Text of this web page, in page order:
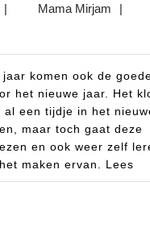
23| Mama MirjamMama
|
komen ook de
het nieuwe jaar. Het
al een tijdje in het
maar toch gaat deze
en ook weer zelf
maken ervan. Lees